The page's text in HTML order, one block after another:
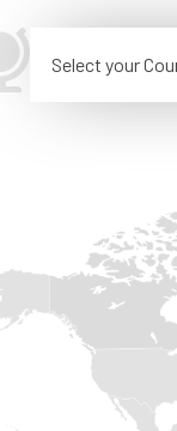
Select your